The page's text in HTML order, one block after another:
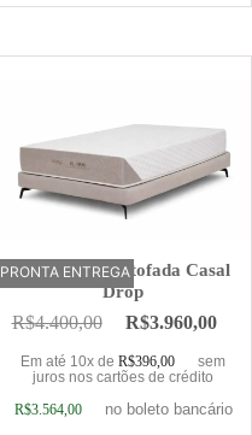
PRONTA ENTREGA
Base Cama Estofada Casal
Drop
R$4.400,00 R$3.960,00
Em até 10x de R$396,00
sem
juros nos cartões de crédito
R$3.564,00 no boleto bancário